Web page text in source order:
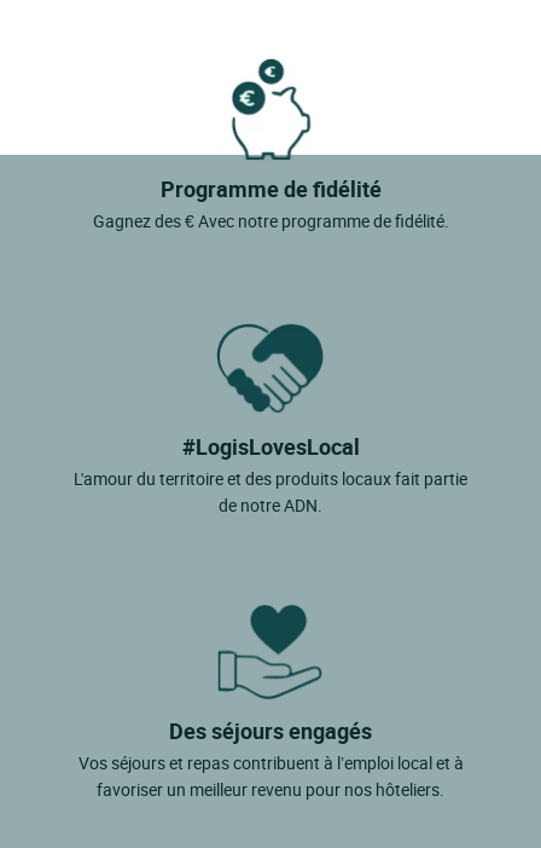
Programme de fidélité
Gagnez des € Avec notre programme de fidélité.
#LogisLovesLocal
L'amour du territoire et des produits locaux fait partie
de notre ADN.
Des séjours engagés
Vos séjours et repas contribuent à l’emploi local et à
favoriser un meilleur revenu pour nos hôteliers.